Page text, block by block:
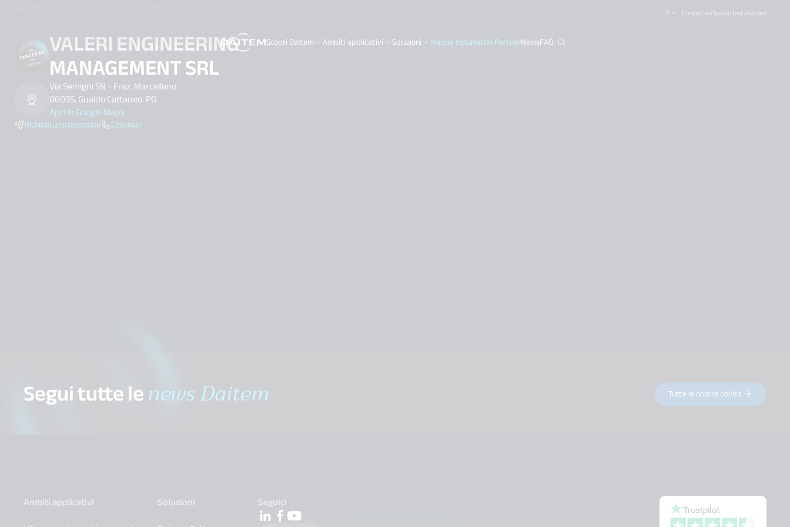
IT ContattaciSpazio Installatore
Scopri Daitem Ambiti applicativi Soluzioni Mappa Installatori PartnerNewsFAQ
search.label
VALERI ENGINEERING
MANAGEMENT SRL
Via Semigni SN - Fraz. Marcellano
06035, Gualdo Cattaneo. PG
Apri in Google Maps
Richiedi un preventivo Chiamaci
Segui tutte lenews Daitem Tutte le nostre novità
Ambiti applicativi
Soluzioni
Seguici